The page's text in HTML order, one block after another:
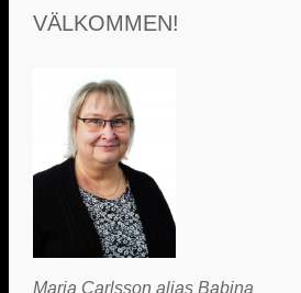
VÄLKOMMEN!
Maria Carlsson alias Babina